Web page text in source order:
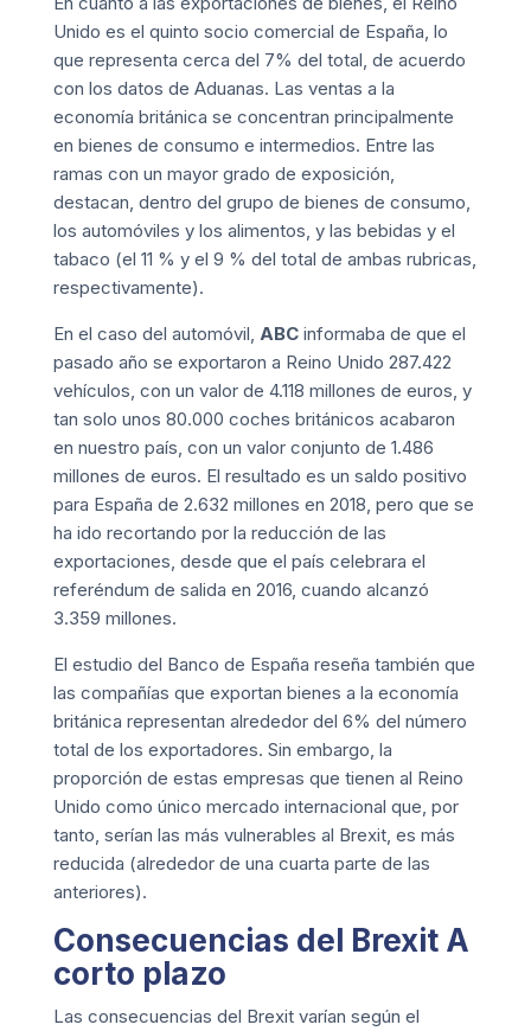
Unido es el quinto socio comercial de España, lo
que representa cerca del 7% del total, de acuerdo
con los datos de Aduanas. Las ventas a la
economía británica se concentran principalmente
en bienes de consumo e intermedios. Entre las
ramas con un mayor grado de exposición,
destacan, dentro del grupo de bienes de consumo,
los automóviles y los alimentos, y las bebidas y el
tabaco (el 11 % y el 9 % del total de ambas rubricas,
respectivamente).
En el caso del automóvil, ABCinformaba de que el
pasado año se exportaron a Reino Unido 287.422
vehículos, con un valor de 4.118 millones de euros, y
tan solo unos 80.000 coches británicos acabaron
en nuestro país, con un valor conjunto de 1.486
millones de euros. El resultado es un saldo positivo
para España de 2.632 millones en 2018, pero que se
ha ido recortando por la reducción de las
exportaciones, desde que el país celebrara el
referéndum de salida en 2016, cuando alcanzó
3.359 millones.
El estudio del Banco de España reseña también que
las compañías que exportan bienes a la economía
británica representan alrededor del 6% del número
total de los exportadores. Sin embargo, la
proporción de estas empresas que tienen al Reino
Unido como único mercado internacional que, por
tanto, serían las más vulnerables al Brexit, es más
reducida (alrededor de una cuarta parte de las
anteriores).
Consecuencias del Brexit A
corto plazo
Las consecuencias del Brexit varían según el